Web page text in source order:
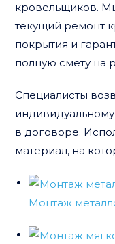
кровельщиков.
текущий ремонт
покрытия и
полную смету на
Специалисты
в договоре.
материал, на
Монтаж